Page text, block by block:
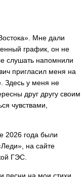
Мне дали
график, он не
слушать напомнили
пригласил меня на
Здесь у меня не
друг другу своим
чувствами,
2026 года были
на сайте
ГЭС.